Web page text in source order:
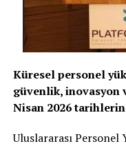
Küresel personel
güvenlik, inovasyon
Nisan 2026
Uluslararası